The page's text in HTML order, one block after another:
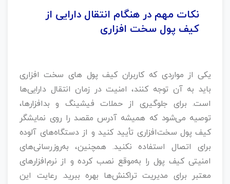
نکات مهم در هنگام انتقال دارایی از
کیف پول سخت‌ افزاری
یکی از مواردی که کاربران کیف پول های سخت‌ افزاری
باید به آن توجه کنند، امنیت در زمان انتقال دارایی‌ها
است. برای جلوگیری از حملات فیشینگ و بدافزارها،
توصیه می‌شود که همیشه آدرس مقصد را روی نمایشگر
کیف پول سخت‌افزاری تأیید کنید و از دستگاه‌های آلوده
برای اتصال استفاده نکنید. همچنین، به‌روزرسانی‌های
امنیتی کیف پول را به‌موقع نصب کرده و از نرم‌افزارهای
معتبر برای مدیریت تراکنش‌ها بهره ببرید. رعایت این